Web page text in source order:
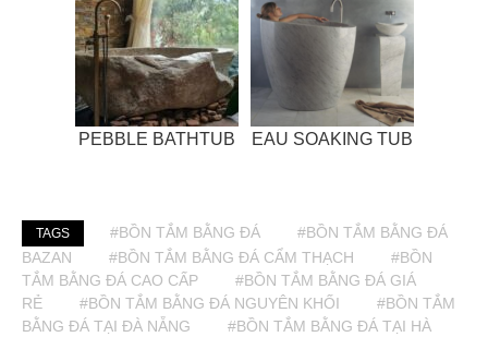
PEBBLE BATHTUB EAU SOAKING TUB
TAGS #BỒN TẮM BẰNG ĐÁ
#BỒN TẮM BẰNG ĐÁ
BAZAN
#BỒN TẮM BẰNG ĐÁ CẨM THẠCH
#BỒN
TẮM BẰNG ĐÁ CAO CẤP
#BỒN TẮM BẰNG ĐÁ GIÁ
RẺ
#BỒN TẮM BẰNG ĐÁ NGUYÊN KHỐI
#BỒN TẮM
BẰNG ĐÁ TẠI ĐÀ NẴNG
#BỒN TẮM BẰNG ĐÁ TẠI HÀ